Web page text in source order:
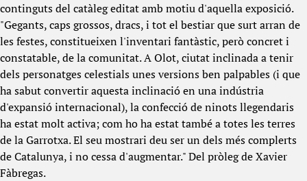
continguts del catàleg editat amb motiu d'aquella exposició.
"Gegants, caps grossos, dracs, i tot el bestiar que surt arran de
les festes, constitueixen l'inventari fantàstic, però concret i
constatable, de la comunitat. A Olot, ciutat inclinada a tenir
dels personatges celestials unes versions ben palpables (i que
ha sabut convertir aquesta inclinació en una indústria
d'expansió internacional), la confecció de ninots llegendaris
ha estat molt activa; com ho ha estat també a totes les terres
de la Garrotxa. El seu mostrari deu ser un dels més complerts
de Catalunya, i no cessa d'augmentar." Del pròleg de Xavier
Fàbregas.